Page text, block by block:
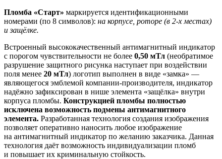
Пломба «Старт» маркируется идентификационными
номерами (по 8 символов): на корпусе, роторе (в 2-х местах)
и защёлке.
Встроенный высококачественный антимагнитный индикатор
с порогом чувствительности не более 0,50 мТл (необратимое
разрушение защитного рисунка наступает при воздействии
поля менее 20 мТл) логотип выполнен в виде «замка» —
являющегося эмблемой компании-производителя, индикатор
надёжно зафиксирован в нише элемента «защёлка» внутри
корпуса пломбы. Конструкцией пломбы полностью
исключена возможность подмены антимагнитного
элемента. Разработанная технология создания изображения
позволяет оперативно наносить любое изображение
на антимагнитный индикатор по желанию заказчика. Данная
технология даёт возможность индивидуализации пломб
и повышает их криминальную стойкость.